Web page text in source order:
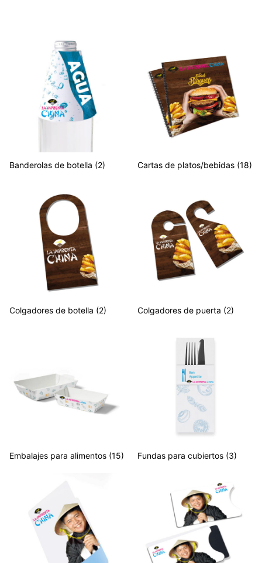
Banderolas de botella (2) Cartas de platos/bebidas (18)
Colgadores de botella (2) Colgadores de puerta (2)
Embalajes para alimentos (15) Fundas para cubiertos (3)